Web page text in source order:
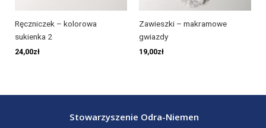
Ręczniczek – kolorowa
sukienka 2
24,00zł
Zawieszki – makramowe
gwiazdy
19,00zł
Stowarzyszenie Odra-Niemen